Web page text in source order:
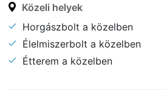
Közeli helyek
Horgászbolt a közelben
Élelmiszerbolt a közelben
Étterem a közelben